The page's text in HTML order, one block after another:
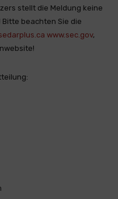
stellt die Meldung keine
beachten Sie die
www.sec.gov,